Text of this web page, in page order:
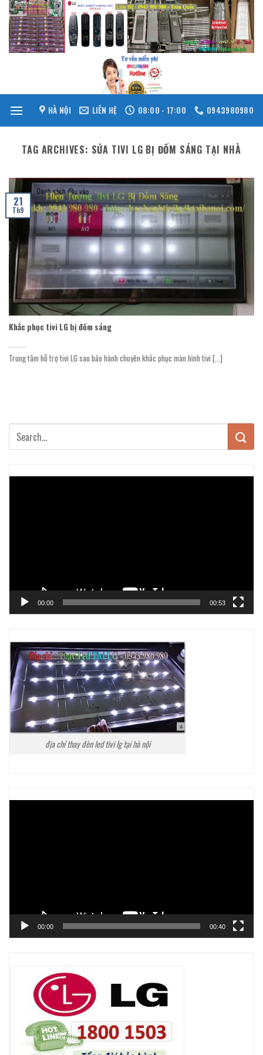
Skip
content
HÀ NỘI LIÊN HỆ 08:00 - 17:00 0943980980
TAG ARCHIVES: SỬA TIVI LG BỊ ĐỐM SÁNG TẠI NHÀ
Khắc phục tivi LG bị đốm sáng
Trung tâm hỗ trợ tivi LG sau bảo hành chuyên khắc phục màn hình tivi [...]
21
Th9
00:00 00:53
địa chỉ thay đèn led tivi lg tại hà nội
00:00 00:40